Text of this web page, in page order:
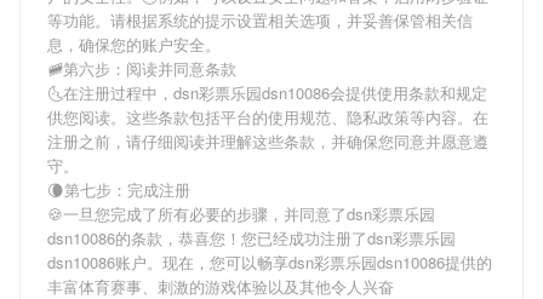
等功能。请根据系统的提示设置相关选项，并妥善保管相关信
息，确保您的账户安全。
🚞第六步：阅读并同意条款
🌜在注册过程中， dsn彩票乐园dsn10086会提供使用条款和规定
供您阅读。这些条款包括平台的使用规范、隐私政策等内容。在
注册之前，请仔细阅读并理解这些条款，并确保您同意并愿意遵
守。
🌘第七步：完成注册
🍪一旦您完成了所有必要的步骤，并同意了dsn彩票乐园
dsn10086的条款，恭喜您！您已经成功注册了dsn彩票乐园
dsn10086账户。现在，您可以畅享dsn彩票乐园dsn10086提供的
丰富体育赛事、刺激的游戏体验以及其他令人兴奋